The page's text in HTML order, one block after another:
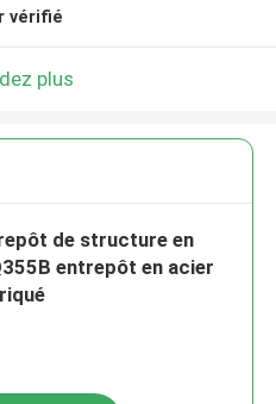
vérifié
plus
de structure en
entrepôt en acier